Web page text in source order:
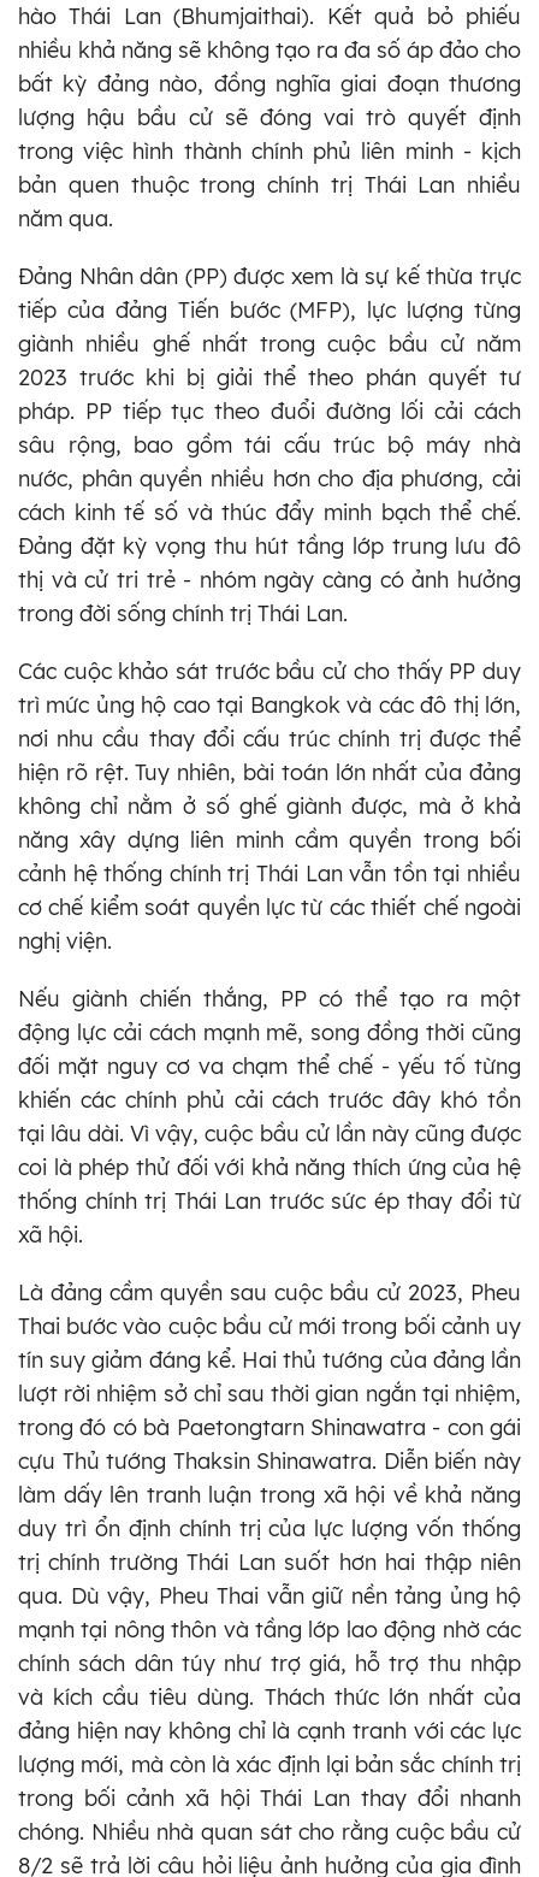
hào Thái Lan (Bhumjaithai). Kết quả bỏ phiếu
nhiều khả năng sẽ không tạo ra đa số áp đảo cho
bất kỳ đảng nào, đồng nghĩa giai đoạn thương
lượng hậu bầu cử sẽ đóng vai trò quyết định
trong việc hình thành chính phủ liên minh - kịch
bản quen thuộc trong chính trị Thái Lan nhiều
năm qua.
Đảng Nhân dân (PP) được xem là sự kế thừa trực
tiếp của đảng Tiến bước (MFP), lực lượng từng
giành nhiều ghế nhất trong cuộc bầu cử năm
2023 trước khi bị giải thể theo phán quyết tư
pháp. PP tiếp tục theo đuổi đường lối cải cách
sâu rộng, bao gồm tái cấu trúc bộ máy nhà
nước, phân quyền nhiều hơn cho địa phương, cải
cách kinh tế số và thúc đẩy minh bạch thể chế.
Đảng đặt kỳ vọng thu hút tầng lớp trung lưu đô
thị và cử tri trẻ - nhóm ngày càng có ảnh hưởng
trong đời sống chính trị Thái Lan.
Các cuộc khảo sát trước bầu cử cho thấy PP duy
trì mức ủng hộ cao tại Bangkok và các đô thị lớn,
nơi nhu cầu thay đổi cấu trúc chính trị được thể
hiện rõ rệt. Tuy nhiên, bài toán lớn nhất của đảng
không chỉ nằm ở số ghế giành được, mà ở khả
năng xây dựng liên minh cầm quyền trong bối
cảnh hệ thống chính trị Thái Lan vẫn tồn tại nhiều
cơ chế kiểm soát quyền lực từ các thiết chế ngoài
nghị viện.
Nếu giành chiến thắng, PP có thể tạo ra một
động lực cải cách mạnh mẽ, song đồng thời cũng
đối mặt nguy cơ va chạm thể chế - yếu tố từng
khiến các chính phủ cải cách trước đây khó tồn
tại lâu dài. Vì vậy, cuộc bầu cử lần này cũng được
coi là phép thử đối với khả năng thích ứng của hệ
thống chính trị Thái Lan trước sức ép thay đổi từ
xã hội.
Là đảng cầm quyền sau cuộc bầu cử 2023, Pheu
Thai bước vào cuộc bầu cử mới trong bối cảnh uy
tín suy giảm đáng kể. Hai thủ tướng của đảng lần
lượt rời nhiệm sở chỉ sau thời gian ngắn tại nhiệm,
trong đó có bà Paetongtarn Shinawatra - con gái
cựu Thủ tướng Thaksin Shinawatra. Diễn biến này
làm dấy lên tranh luận trong xã hội về khả năng
duy trì ổn định chính trị của lực lượng vốn thống
trị chính trường Thái Lan suốt hơn hai thập niên
qua. Dù vậy, Pheu Thai vẫn giữ nền tảng ủng hộ
mạnh tại nông thôn và tầng lớp lao động nhờ các
chính sách dân túy như trợ giá, hỗ trợ thu nhập
và kích cầu tiêu dùng. Thách thức lớn nhất của
đảng hiện nay không chỉ là cạnh tranh với các lực
lượng mới, mà còn là xác định lại bản sắc chính trị
trong bối cảnh xã hội Thái Lan thay đổi nhanh
chóng. Nhiều nhà quan sát cho rằng cuộc bầu cử
8/2 sẽ trả lời câu hỏi liệu ảnh hưởng của gia đình